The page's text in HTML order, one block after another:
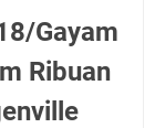
Gayam
Ribuan